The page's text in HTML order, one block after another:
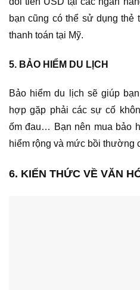
bạn cũng có thể sử dụng thẻ
thanh toán tại Mỹ.
5. BẢO HIỂM DU LỊCH
Bảo hiểm du lịch sẽ giúp
hợp gặp phải các sự cố
ốm đau… Bạn nên mua bảo
hiểm rộng và mức bồi thường
6. KIẾN THỨC VỀ VĂN